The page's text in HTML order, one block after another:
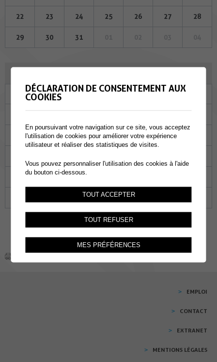
22 23 24 25 26 27 28
29 30 31
Ma Me Je Ve Sa
06 07 08 09 10
20 21
29 01
EMPLOI
CONTACT
EXTRANET
MENTIONS LÉGALES
DÉCLARATION DE CONSENTEMENT AUX
COOKIES
En poursuivant votre navigation sur ce site, vous acceptez
l'utilisation de cookies pour améliorer votre expérience
utilisateur et réaliser des statistiques de visites.
Vous pouvez personnaliser l'utilisation des cookies à l'aide
du bouton ci-dessous.
TOUT ACCEPTER
TOUT REFUSER
MES PRÉFÉRENCES